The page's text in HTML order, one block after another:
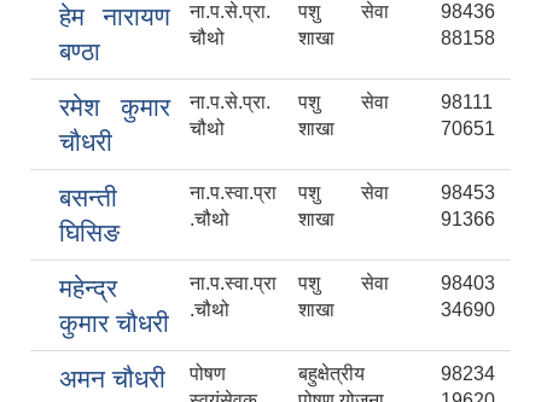
हेम नारायण
बण्ठा
ना.प.से.प्रा.
चौथो
पशु सेवा
शाखा
98436
88158
रमेश कुमार
चौधरी
ना.प.से.प्रा.
चौथो
पशु सेवा
शाखा
98111
70651
बसन्ती
घिसिङ
ना.प.स्वा.प्रा
.चौथो
पशु सेवा
शाखा
98453
91366
महेन्द्र
कुमार चौधरी
ना.प.स्वा.प्रा
.चौथो
पशु सेवा
शाखा
98403
34690
अमन चौधरी
पोषण
बहुक्षेत्रीय
98234